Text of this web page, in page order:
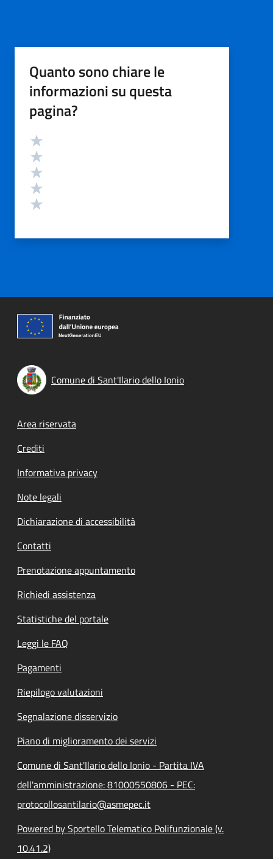
Quanto sono chiare le
informazioni su questa
pagina?
Valutazione
Comune di Sant'Ilario dello Ionio
Footer menu
Area riservata
Crediti
Informativa privacy
Note legali
Dichiarazione di accessibilità
Contatti
Prenotazione appuntamento
Richiedi assistenza
Statistiche del portale
Leggi le FAQ
Pagamenti
Riepilogo valutazioni
Segnalazione disservizio
Piano di miglioramento dei servizi
Comune di Sant'Ilario dello Ionio - Partita IVA
dell'amministrazione: 81000550806 - PEC:
protocollosantilario@asmepec.it
Powered by Sportello Telematico Polifunzionale (v.
10.41.2)